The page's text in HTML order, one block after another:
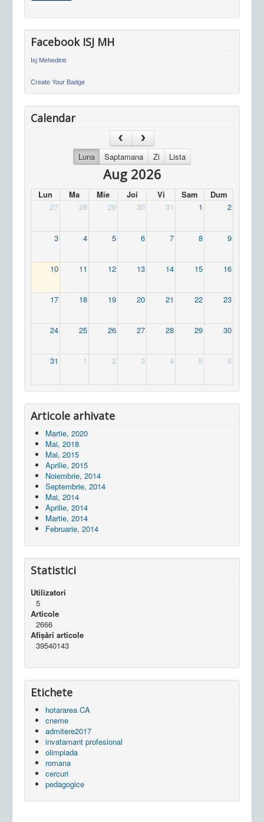
Facebook ISJ MH
Isj Mehedinti
Create Your Badge
Calendar
Luna Saptamana Zi Lista
Aug 2026
Lun Ma Mie Joi Vi Sam
Dum
27
28 29 30 31 1 2
3 4 5 6 7 8 9
10 11 12 13 14 15 16
17 18 19 20 21 22 23
24 25 26 27 28 29 30
31 1 2 3 4 5 6
Articole arhivate
Martie, 2020
Mai, 2018
Mai, 2015
Aprilie, 2015
Noiembrie, 2014
Septembrie, 2014
Mai, 2014
Aprilie, 2014
Martie, 2014
Februarie, 2014
Statistici
Utilizatori
5
Articole
2666
Afișări articole
39540143
Etichete
hotararea CA
cneme
admitere2017
invatamant profesional
olimpiada
romana
cercuri
pedagogice